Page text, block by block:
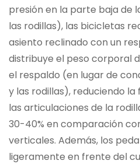
presión en la parte baja de
las rodillas), las bicicletas
asiento reclinado con un
distribuye el peso corporal
el respaldo (en lugar de
y las rodillas), reduciendo
las articulaciones de la
30-40% en comparación
verticales. Además, los
ligeramente en frente del